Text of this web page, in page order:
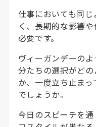
仕事においても同
く、長期的な影響
必要です。
ヴィーガンデーの
分たちの選択がど
か、一度立ち止ま
でしょうか。
今日のスピーチを